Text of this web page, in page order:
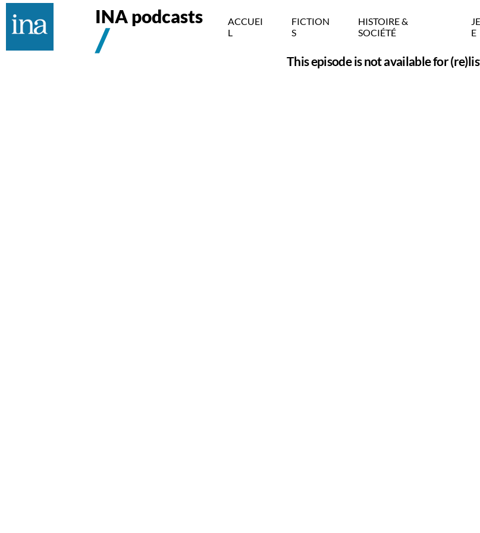
INA podcasts
ACCUEI
L
FICTION
S
HISTOIRE &
SOCIÉTÉ
E
This episode is not available for